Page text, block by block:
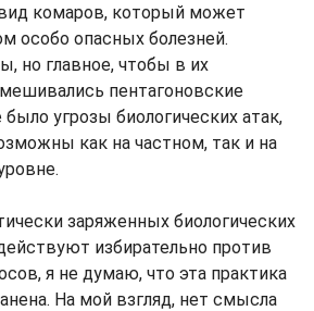
комаров, который может
особо опасных болезней.
но главное, чтобы в их
пентагоновские
угрозы биологических атак,
как на частном, так и на
заряженных биологических
избирательно против
я не думаю, что эта практика
На мой взгляд, нет смысла